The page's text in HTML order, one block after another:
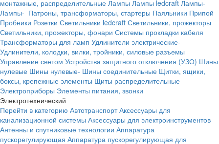
монтажные, распределительные Лампы Лампы ledcraft Лампы-
Лампы- Патроны, трансформаторы, стартеры Паяльники Припой
Пробники Розетки Светильники ledcraft Светильники, прожекторы
Светильники, прожекторы, фонари Системы прокладки кабеля
Трансформаторы для ламп Удлинители электрические-
Удлинители, колодки, вилки, тройники, силовые разъемы
Управление светом Устройства защитного отключения (УЗО) Шины
нулевые Шины нулевые- Шины соединительные Щитки, ящики,
боксы, крепежные элементы Щиты распределительные
Электроприборы Элементы питания, звонки
Электротехнический
Перейти в категорию Автотранспорт Аксессуары для
канализационной системы Аксессуары для электроинструментов
Антенны и спутниковые технологии Аппаратура
пускорегулирующая Аппаратура пускорегулирующая для